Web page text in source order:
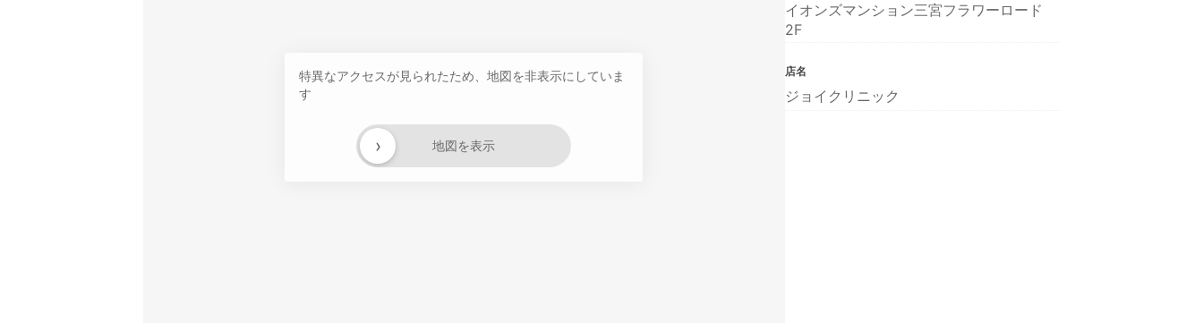
特異なアクセスが見られたため、地図を非表示にしていま
す
地図を表示
›
イオンズマンション三宮フラワーロード
2F
店名
ジョイクリニック